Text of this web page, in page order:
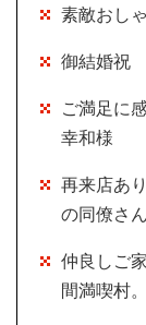
素敵おし
御結婚祝
ご満足に
幸和様
再来店あ
の同僚さ
仲良しご
間満喫村